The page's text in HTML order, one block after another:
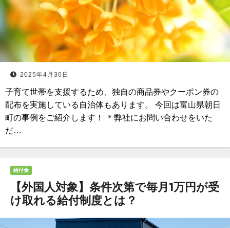
2025年4月30日
子育て世帯を支援するため、独自の商品券やクーポン券の
配布を実施している自治体もあります。 今回は富山県朝日
町の事例をご紹介します！ ＊弊社にお問い合わせをいた
だ…
給付金
【外国人対象】条件次第で毎月1万円が受
け取れる給付制度とは？